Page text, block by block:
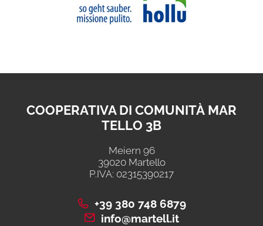
COOPERATIVA DI COMUNITÀ MAR
TELLO 3B
Meiern 96
39020 Martello
P.IVA: 02315390217
+39 380 748 6879
info@martell.it